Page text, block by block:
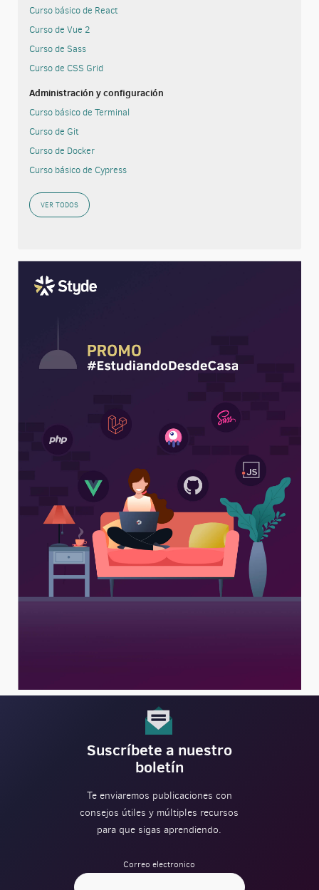
Curso básico de React
Curso de Vue 2
Curso de Sass
Curso de CSS Grid
Administración y configuración
Curso básico de Terminal
Curso de Git
Curso de Docker
Curso básico de Cypress
VER TODOS
Suscríbete a nuestro
boletín
Te enviaremos publicaciones con
consejos útiles y múltiples recursos
para que sigas aprendiendo.
Correo electronico